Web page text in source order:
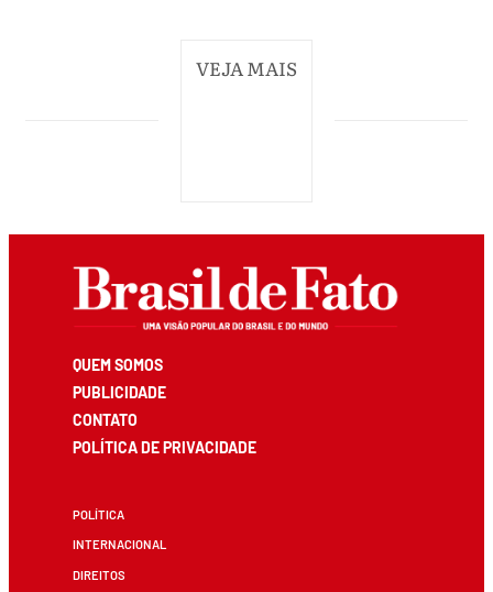
VEJA MAIS
QUEM SOMOS
PUBLICIDADE
CONTATO
POLÍTICA DE PRIVACIDADE
POLÍTICA
INTERNACIONAL
DIREITOS